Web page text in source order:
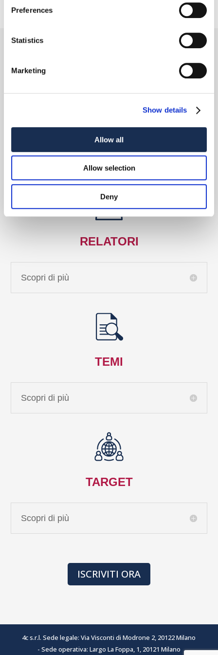
Preferences
Statistics
Marketing
Show details
Allow all
Allow selection
Deny
Scopri di più
RELATORI
Scopri di più
TEMI
Scopri di più
TARGET
Scopri di più
ISCRIVITI ORA
4c s.r.l. Sede legale: Via Visconti di Modrone 2, 20122 Milano
- Sede operativa: Largo La Foppa, 1, 20121 Milano